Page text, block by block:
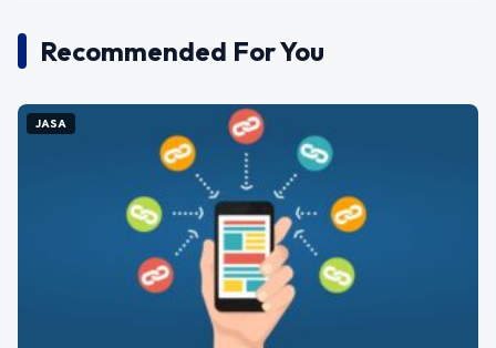
Recommended For You
JASA